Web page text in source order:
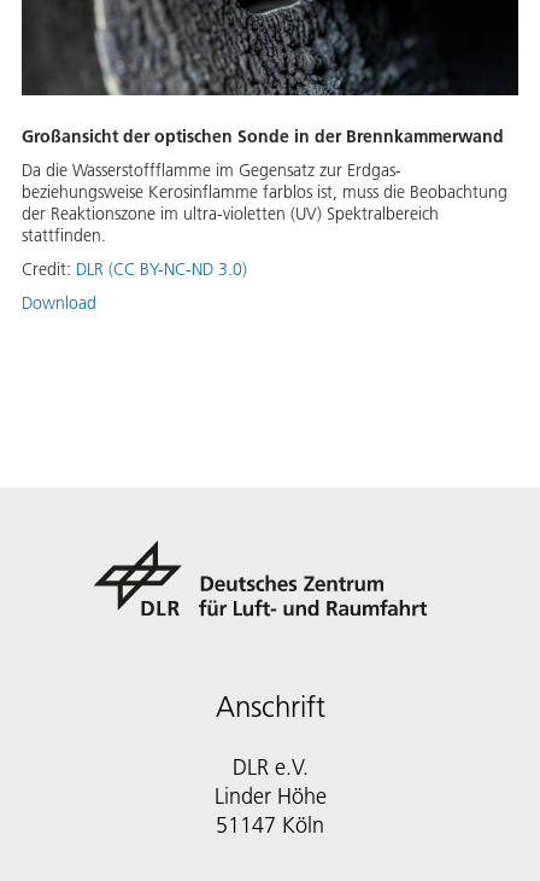
Großansicht der optischen Sonde in der Brennkammerwand
Da die Wasserstoffflamme im Gegensatz zur Erdgas-
beziehungsweise Kerosinflamme farblos ist, muss die Beobachtung
der Reaktionszone im ultra-violetten (UV) Spektralbereich
stattfinden.
Credit: DLR (CC BY-NC-ND 3.0)
Download
Anschrift
DLR e.V.
Linder Höhe
51147 Köln